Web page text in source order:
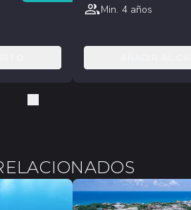
Min. 4 años